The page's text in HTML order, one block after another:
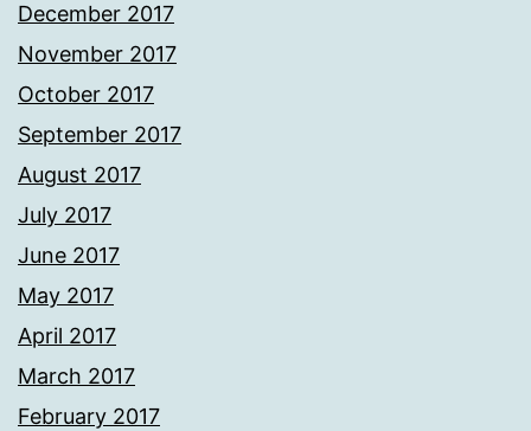
December 2017
November 2017
October 2017
September 2017
August 2017
July 2017
June 2017
May 2017
April 2017
March 2017
February 2017